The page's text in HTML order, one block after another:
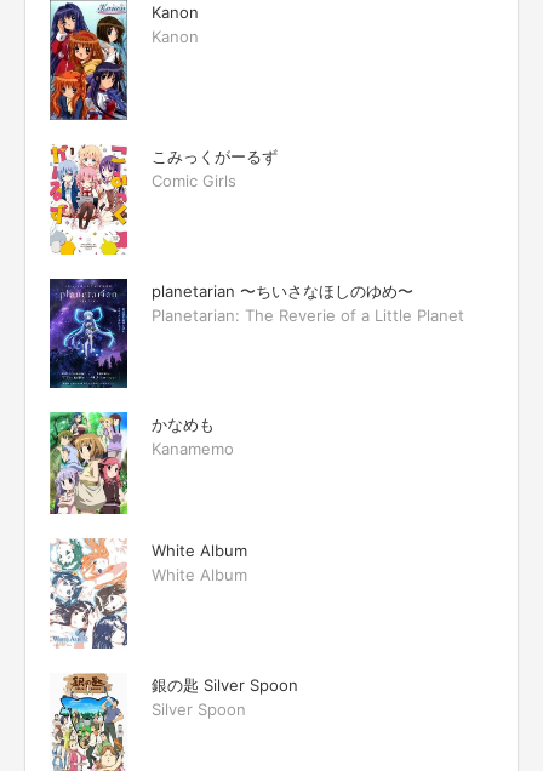
Kanon
Kanon
こみっくがーるず
Comic Girls
planetarian 〜ちいさなほしのゆめ〜
Planetarian: The Reverie of a Little Planet
かなめも
Kanamemo
White Album
White Album
銀の匙 Silver Spoon
Silver Spoon